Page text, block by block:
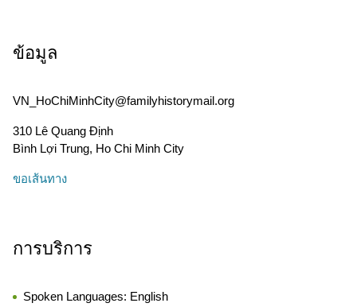
ข้อมูล
VN_HoChiMinhCity@familyhistorymail.org
310 Lê Quang Định
Bình Lợi Trung, Ho Chi Minh City
ขอเส้นทาง
การบริการ
Spoken Languages: English